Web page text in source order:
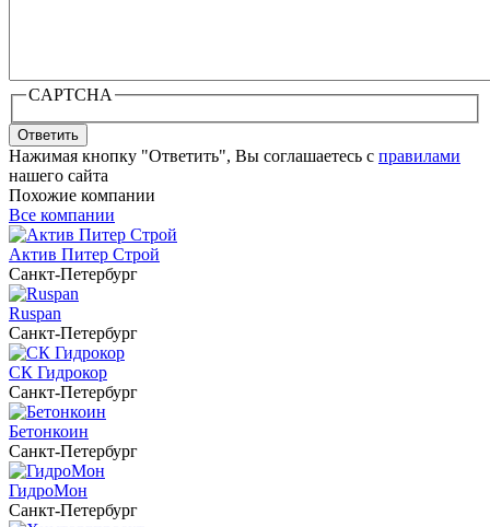
CAPTCHA
Ответить
Нажимая кнопку "Ответить", Вы соглашаетесь с правилами
нашего сайта
Похожие компании
Все компании
Актив Питер Строй
Санкт-Петербург
Ruspan
Санкт-Петербург
СК Гидрокор
Санкт-Петербург
Бетонкоин
Санкт-Петербург
ГидроМон
Санкт-Петербург